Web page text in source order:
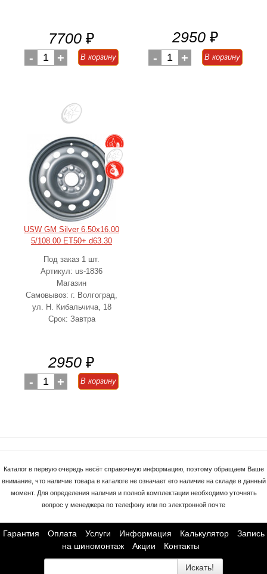
7700 ₽
- 1 + В корзину
2950 ₽
- 1 + В корзину
USW GM Silver 6.50x16.00
5/108.00 ET50+ d63.30
Под заказ 1 шт.
Артикул: us-1836
Магазин
Самовывоз: г. Волгоград,
ул. Н. Кибальчича, 18
Срок: Завтра
2950 ₽
- 1 + В корзину
Каталог в первую очередь несёт справочную информацию, поэтому обращаем Ваше
внимание, что наличие товара в каталоге не означает его наличие на складе в данный
момент. Для определения наличия и полной комплектации необходимо уточнять
вопрос у менеджера по телефону или по электронной почте
Гарантия Оплата Услуги Информация Калькулятор
Запись
на шиномонтаж
Акции Контакты
Искать!